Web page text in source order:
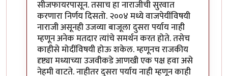
सीजफायरपासून. तसाच हा नाराजीची सुरवात
करणारा निर्णय दिसतो. २००४ मध्ये वाजपेयींविषयी
नाराजी असूनही उजव्या बाजूला दुसरा पर्याय नाही
म्हणून अनेक मतदार त्यांचे समर्थन करत होते. तसेच
काहीसे मोदींविषयी होऊ शकेल. म्हणूनच राजकीय
दृष्ट्या मध्याच्या उजवीकडे आणखी एक पक्ष हवा असे
नेहमी वाटते. नाहीतर दुसरा पर्याय नाही म्हणून काही